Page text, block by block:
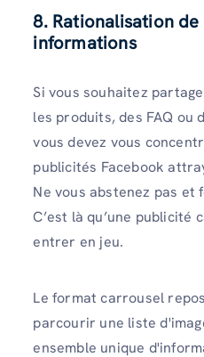
8. Rationalisation
informations
Si vous souhaitez
les produits, des FAQ ou
vous devez vous
publicités Facebook
Ne vous abstenez pas et
C’est là qu’une publicité
entrer en jeu.
Le format carrousel
parcourir une liste
ensemble unique